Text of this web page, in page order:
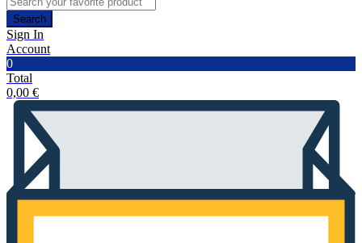
Search
Sign In
Account
0
Total
0,00 €